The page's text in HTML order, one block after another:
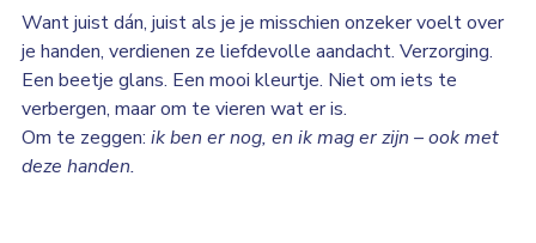
Want juist dán, juist als je je misschien onzeker voelt over
je handen, verdienen ze liefdevolle aandacht. Verzorging.
Een beetje glans. Een mooi kleurtje. Niet om iets te
verbergen, maar om te vieren wat er is.
Om te zeggen: ik ben er nog, en ik mag er zijn – ook met
deze handen.